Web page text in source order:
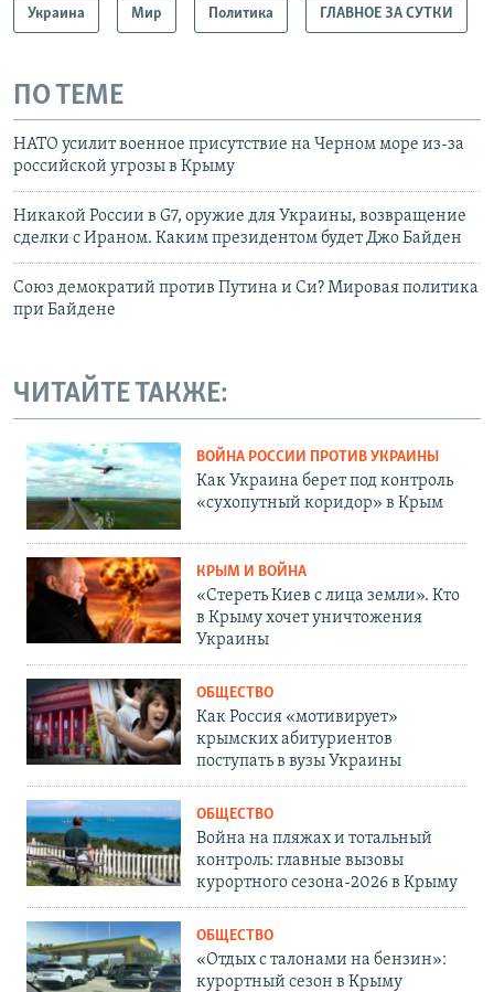
Украина Мир Политика ГЛАВНОЕ ЗА СУТКИ
ПО ТЕМЕ
НАТО усилит военное присутствие на Черном море из-за
российской угрозы в Крыму
Никакой России в G7, оружие для Украины, возвращение
сделки с Ираном. Каким президентом будет Джо Байден
Союз демократий против Путина и Си? Мировая политика
при Байдене
ЧИТАЙТЕ ТАКЖЕ:
ВОЙНА РОССИИ ПРОТИВ УКРАИНЫ
Как Украина берет под контроль
«сухопутный коридор» в Крым
КРЫМ И ВОЙНА
«Стереть Киев с лица земли». Кто
в Крыму хочет уничтожения
Украины
ОБЩЕСТВО
Как Россия «мотивирует»
крымских абитуриентов
поступать в вузы Украины
ОБЩЕСТВО
Война на пляжах и тотальный
контроль: главные вызовы
курортного сезона-2026 в Крыму
ОБЩЕСТВО
«Отдых с талонами на бензин»:
курортный сезон в Крыму